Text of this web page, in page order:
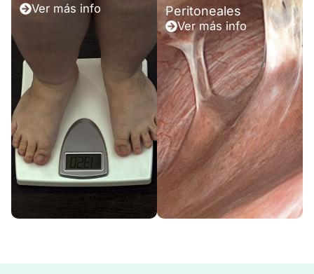
Ver más info
Peritoneales
Ver más info